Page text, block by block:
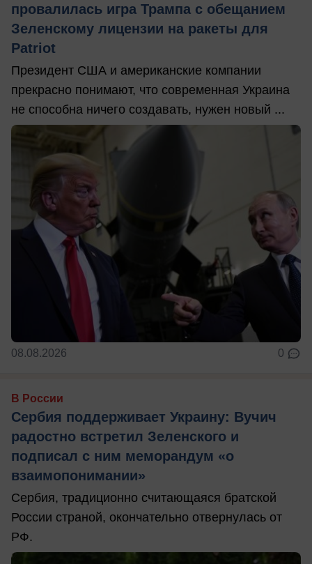
провалилась игра Трампа с обещанием
Зеленскому лицензии на ракеты для
Patriot
Президент США и американские компании
прекрасно понимают, что современная Украина
не способна ничего создавать, нужен новый ...
08.08.2026 0
В России
Сербия поддерживает Украину: Вучич
радостно встретил Зеленского и
подписал с ним меморандум «о
взаимопонимании»
Сербия, традиционно считающаяся братской
России страной, окончательно отвернулась от
РФ.